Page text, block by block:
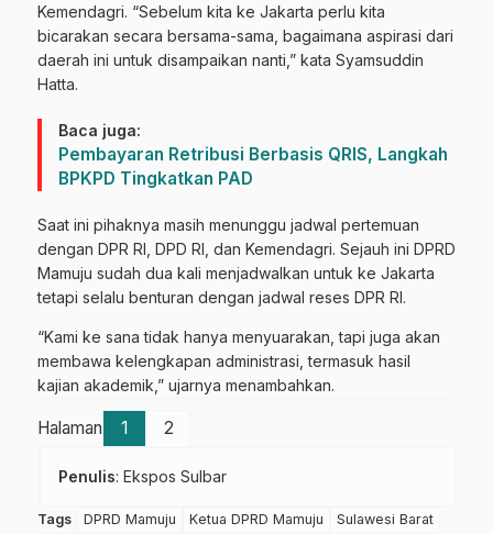
Kemendagri. “Sebelum kita ke Jakarta perlu kita
bicarakan secara bersama-sama, bagaimana aspirasi dari
daerah ini untuk disampaikan nanti,” kata Syamsuddin
Hatta.
Baca juga:
Pembayaran Retribusi Berbasis QRIS, Langkah
BPKPD Tingkatkan PAD
Saat ini pihaknya masih menunggu jadwal pertemuan
dengan DPR RI, DPD RI, dan Kemendagri. Sejauh ini DPRD
Mamuju sudah dua kali menjadwalkan untuk ke Jakarta
tetapi selalu benturan dengan jadwal reses DPR RI.
“Kami ke sana tidak hanya menyuarakan, tapi juga akan
membawa kelengkapan administrasi, termasuk hasil
kajian akademik,” ujarnya menambahkan.
Halaman 1 2
Penulis: Ekspos Sulbar
Tags DPRD Mamuju Ketua DPRD Mamuju
Sulawesi Barat